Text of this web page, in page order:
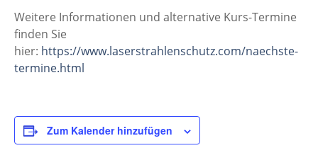
Weitere Informationen und alternative Kurs-Termine
finden Sie
hier: https://www.laserstrahlenschutz.com/naechste-
termine.html
Zum Kalender hinzufügen